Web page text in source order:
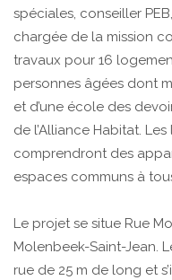
spéciales, conseiller
chargée de la mission
travaux pour 16
personnes âgées dont
et d’une école des
de l’Alliance Habitat.
comprendront des
espaces communs à
Le projet se situe Rue
Molenbeek-Saint-Jean.
rue de 25 m de long et